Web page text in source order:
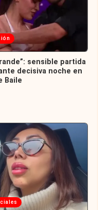
sensible partida
decisiva noche en
Baile